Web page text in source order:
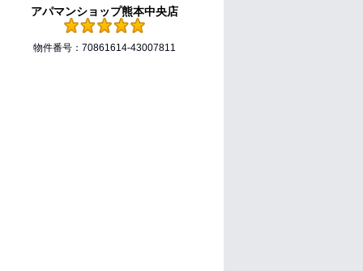
アパマンショップ熊本中央店
物件番号：70861614-43007811